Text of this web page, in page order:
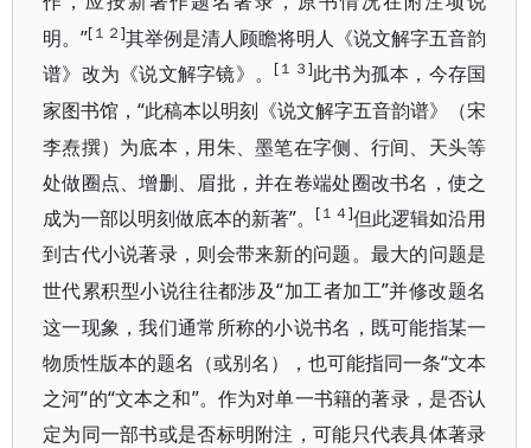
明。”[１２]其举例是清人顾瞻将明人《说文解字五音韵
谱》 改为《说文解字镜》。 [１３]此书为孤本，今存国
家图书馆，“此稿本以明刻《说文解字五音韵谱》（宋
李焘撰）为底本，用朱、墨笔在字侧、行间、天头等
处做圈点、增删、眉批，并在卷端处圈改书名，使之
成为一部以明刻做底本的新著”。 [１４]但此逻辑如沿用
到古代小说著录，则会带来新的问题。最大的问题是
世代累积型小说往往都涉及“加工者加工”并修改题名
这一现象，我们通常所称的小说书名，既可能指某一
物质性版本的题名（或别名），也可能指同一条“文本
之河”的“文本之和”。作为对单一书籍的著录，是否认
定为同一部书或是否标明附注，可能只代表具体著录